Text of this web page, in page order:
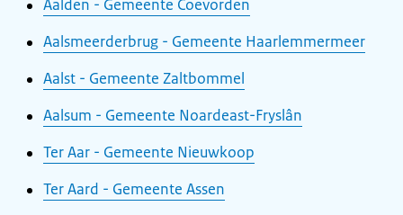
Aalden - Gemeente Coevorden
Aalsmeerderbrug - Gemeente Haarlemmermeer
Aalst - Gemeente Zaltbommel
Aalsum - Gemeente Noardeast-Fryslân
Ter Aar - Gemeente Nieuwkoop
Ter Aard - Gemeente Assen